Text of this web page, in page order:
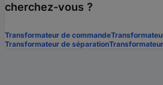
cherchez-vous ?
Transformateur de commande
Transformateur de séparation